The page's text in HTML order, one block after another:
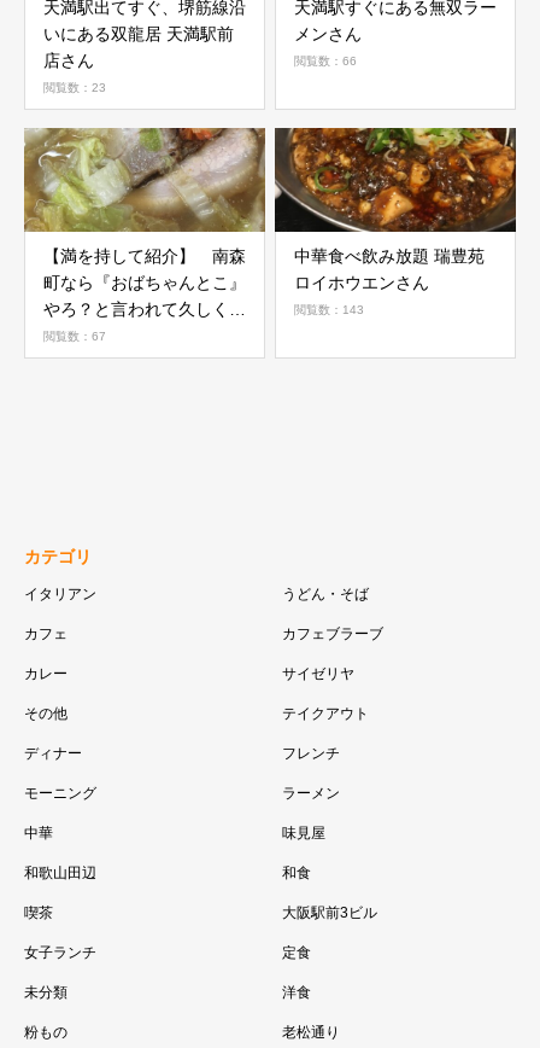
天満駅出てすぐ、堺筋線沿
いにある双龍居 天満駅前
店さん
閲覧数：23
天満駅すぐにある無双ラー
メンさん
閲覧数：66
【満を持して紹介】 南森
町なら『おばちゃんとこ』
やろ？と言われて久しく1
年
閲覧数：67
中華食べ飲み放題 瑞豊苑
ロイホウエンさん
閲覧数：143
カテゴリ
イタリアン うどん・そば
カフェ カフェブラーブ
カレー サイゼリヤ
その他 テイクアウト
ディナー フレンチ
モーニング ラーメン
中華 味見屋
和歌山田辺 和食
喫茶 大阪駅前3ビル
女子ランチ 定食
未分類 洋食
粉もの 老松通り